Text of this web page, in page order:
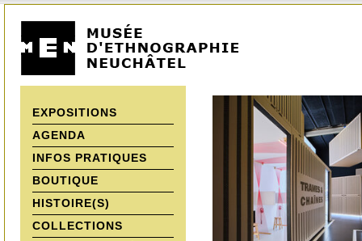
EXPOSITIONS
AGENDA
INFOS PRATIQUES
BOUTIQUE
HISTOIRE(S)
COLLECTIONS